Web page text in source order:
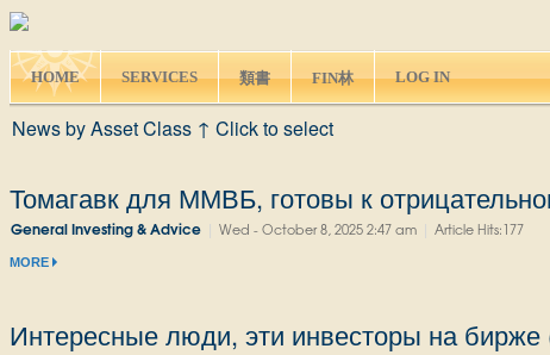
HOME SERVICES 類書 FIN林 LOG IN
News by Asset Class ↑ Click to select
Томагавк для ММВБ, готовы к
General Investing & Advice Wed - October 8, 2025 2:47 am Article Hits:177
MORE
Интересные люди, эти инвесторы на бирже